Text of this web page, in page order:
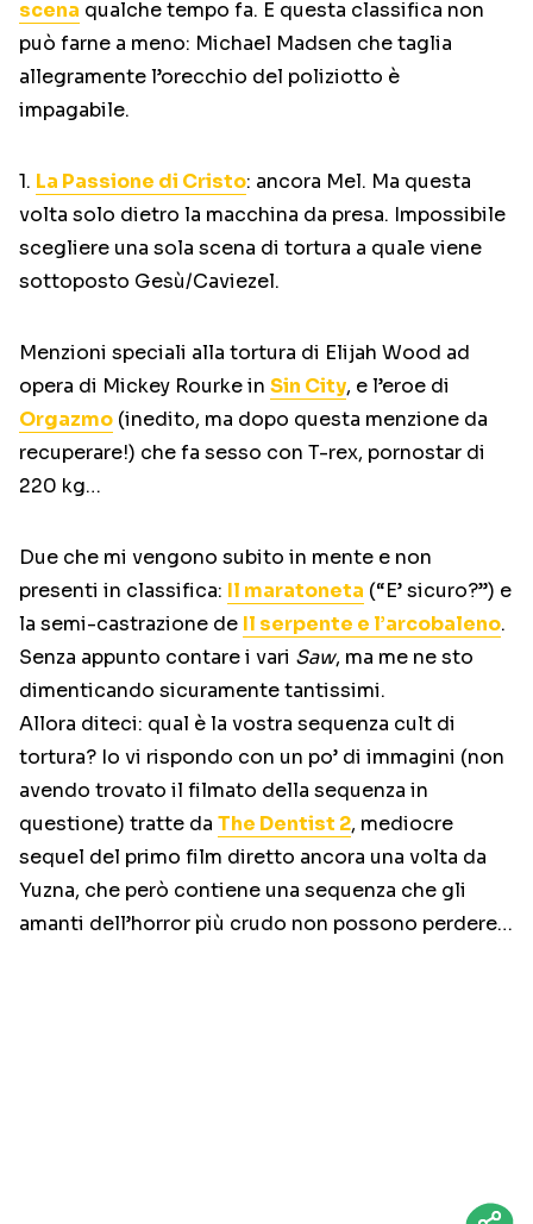
scena qualche tempo fa. E questa classifica non
può farne a meno: Michael Madsen che taglia
allegramente l’orecchio del poliziotto è
impagabile.
1. La Passione di Cristo: ancora Mel. Ma questa
volta solo dietro la macchina da presa. Impossibile
scegliere una sola scena di tortura a quale viene
sottoposto Gesù/Caviezel.
Menzioni speciali alla tortura di Elijah Wood ad
opera di Mickey Rourke in Sin City, e l’eroe di
Orgazmo (inedito, ma dopo questa menzione da
recuperare!) che fa sesso con T-rex, pornostar di
220 kg…
Due che mi vengono subito in mente e non
presenti in classifica: Il maratoneta (“E’ sicuro?”) e
la semi-castrazione de Il serpente e l’arcobaleno.
Senza appunto contare i vari Saw, ma me ne sto
dimenticando sicuramente tantissimi.
Allora diteci: qual è la vostra sequenza cult di
tortura? Io vi rispondo con un po’ di immagini (non
avendo trovato il filmato della sequenza in
questione) tratte da The Dentist 2, mediocre
sequel del primo film diretto ancora una volta da
Yuzna, che però contiene una sequenza che gli
amanti dell’horror più crudo non possono perdere…